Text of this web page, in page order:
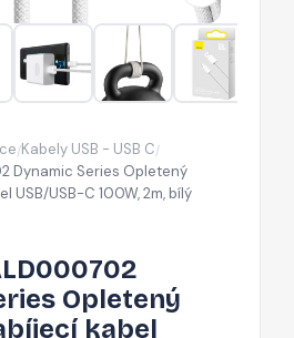
a
nabíjecí
kabel
USB/USB-
100W,
2m,
/Kabely USB - USB C/
Dynamic Series Opletený
USB/USB-C 100W, 2m, bílý
Opletený
kabel